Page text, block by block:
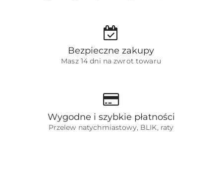
Bezpieczne zakupy
Masz 14 dni na zwrot towaru
Wygodne i szybkie płatności
Przelew natychmiastowy, BLIK, raty